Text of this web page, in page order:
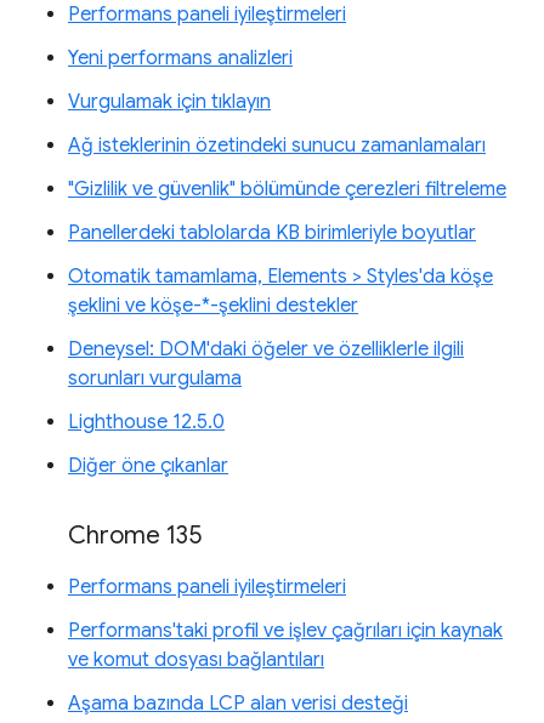
Performans paneli iyileştirmeleri
Yeni performans analizleri
Vurgulamak için tıklayın
Ağ isteklerinin özetindeki sunucu zamanlamaları
"Gizlilik ve güvenlik" bölümünde çerezleri filtreleme
Panellerdeki tablolarda KB birimleriyle boyutlar
Otomatik tamamlama, Elements > Styles'da köşe
şeklini ve köşe-*-şeklini destekler
Deneysel: DOM'daki öğeler ve özelliklerle ilgili
sorunları vurgulama
Lighthouse 12.5.0
Diğer öne çıkanlar
Chrome 135
Performans paneli iyileştirmeleri
Performans'taki profil ve işlev çağrıları için kaynak
ve komut dosyası bağlantıları
Aşama bazında LCP alan verisi desteği